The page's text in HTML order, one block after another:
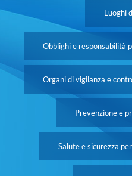
Luoghi
Obblighi e responsabilità
Organi di vigilanza e
Prevenzione e
Salute e sicurezza